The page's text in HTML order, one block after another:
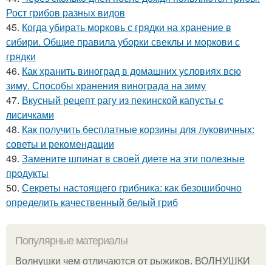
Рост грибов разных видов
45. Когда убирать морковь с грядки на хранение в
сибири. Общие правила уборки свеклы и моркови с
грядки
46. Как хранить виноград в домашних условиях всю
зиму. Способы хранения винограда на зиму
47. Вкусный рецепт рагу из пекинской капусты с
лисичками
48. Как получить бесплатные корзины для луковичных:
советы и рекомендации
49. Замените шпинат в своей диете на эти полезные
продукты
50. Секреты настоящего грибника: как безошибочно
определить качественный белый гриб
Популярные материалы
Волнушки чем отличаются от рыжиков. ВОЛНУШКИ